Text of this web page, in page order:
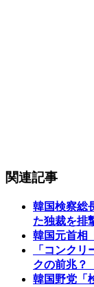
関連記事
韓国検察総
た独裁を排
韓国元首相
「コンク
クの前兆？
韓国野党「